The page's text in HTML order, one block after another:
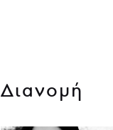
Διανομή